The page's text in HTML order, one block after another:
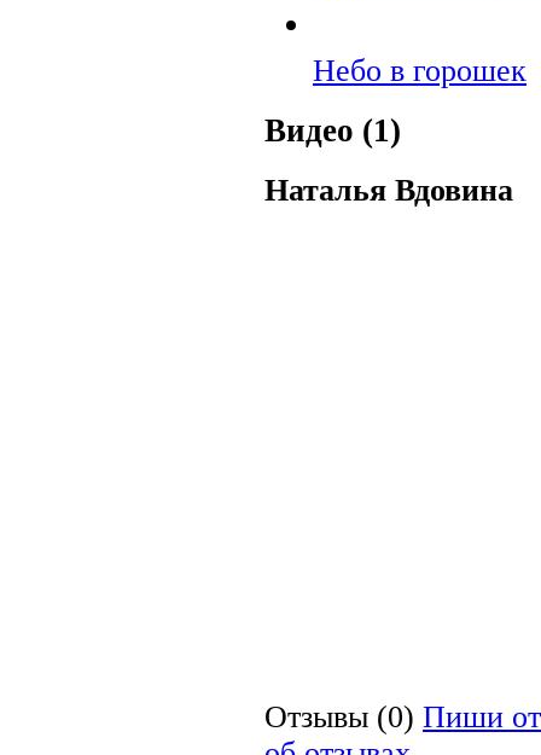
Небо в горошек
Видео (1)
Наталья Вдовина
Отзывы (0) Пиши